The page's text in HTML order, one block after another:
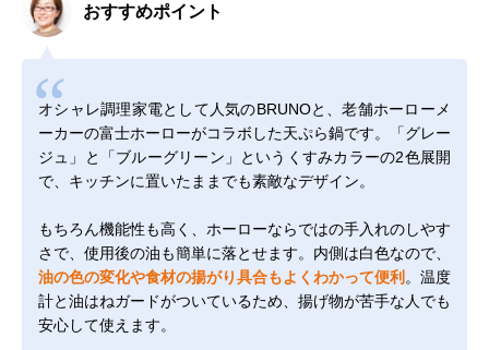
おすすめポイント
オシャレ調理家電として人気のBRUNOと、老舗ホーローメ
ーカーの富士ホーローがコラボした天ぷら鍋です。「グレー
ジュ」と「ブルーグリーン」というくすみカラーの2色展開
で、キッチンに置いたままでも素敵なデザイン。
もちろん機能性も高く、ホーローならではの手入れのしやす
さで、使用後の油も簡単に落とせます。内側は白色なので、
油の色の変化や食材の揚がり具合もよくわかって便利 。温度
計と油はねガードがついているため、揚げ物が苦手な人でも
安心して使えます。